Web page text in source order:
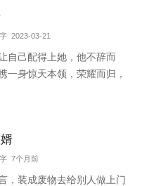
2023-03-21
自己配得上她，他不辞而
一身惊天本领，荣耀而归，
发现自己多了一个女儿。
7个月前
，装成废物去给别人做上门